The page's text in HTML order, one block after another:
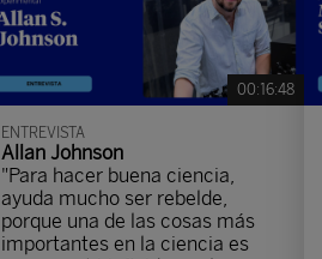
00:16:48
ENTREVISTA
Allan Johnson
"Para hacer buena ciencia,
ayuda mucho ser rebelde,
porque una de las cosas más
importantes en la ciencia es